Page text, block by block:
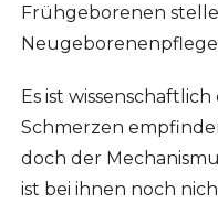
Frühgeborenen
Neugeborenenpflege
Es ist wissenschaftlich
Schmerzen
doch der
ist bei ihnen noch